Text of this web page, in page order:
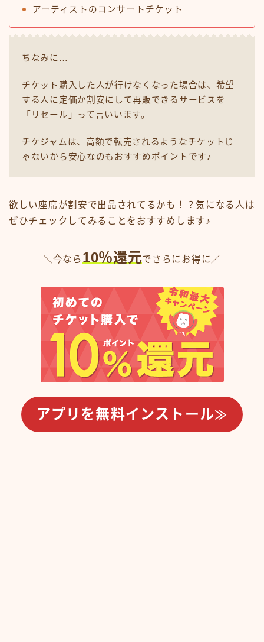
アーティストのコンサートチケット
ちなみに…
チケット購入した人が行けなくなった場合は、希望
する人に定価か割安にして再販できるサービスを
「リセール」って言いいます。
チケジャムは、高額で転売されるようなチケットじ
ゃないから安心なのもおすすめポイントです♪
欲しい座席が割安で出品されてるかも！？気になる人は
ぜひチェックしてみることをおすすめします♪
＼今なら 10％還元でさらにお得に／
アプリを無料インストール≫